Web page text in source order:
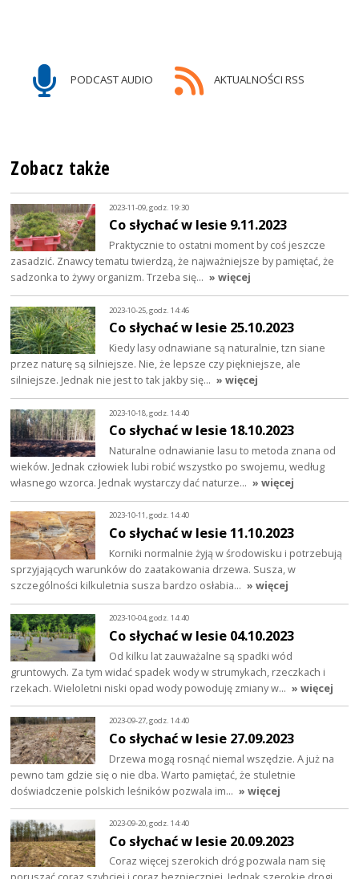
PODCAST AUDIO AKTUALNOŚCI RSS
Zobacz także
2023-11-09, godz. 19:30
Co słychać w lesie 9.11.2023
Praktycznie to ostatni moment by coś jeszcze
zasadzić. Znawcy tematu twierdzą, że najważniejsze by pamiętać, że
sadzonka to żywy organizm. Trzeba się… » więcej
2023-10-25, godz. 14:46
Co słychać w lesie 25.10.2023
Kiedy lasy odnawiane są naturalnie, tzn siane
przez naturę są silniejsze. Nie, że lepsze czy piękniejsze, ale
silniejsze. Jednak nie jest to tak jakby się… » więcej
2023-10-18, godz. 14:40
Co słychać w lesie 18.10.2023
Naturalne odnawianie lasu to metoda znana od
wieków. Jednak człowiek lubi robić wszystko po swojemu, według
własnego wzorca. Jednak wystarczy dać naturze… » więcej
2023-10-11, godz. 14:40
Co słychać w lesie 11.10.2023
Korniki normalnie żyją w środowisku i potrzebują
sprzyjających warunków do zaatakowania drzewa. Susza, w
szczególności kilkuletnia susza bardzo osłabia… » więcej
2023-10-04, godz. 14:40
Co słychać w lesie 04.10.2023
Od kilku lat zauważalne są spadki wód
gruntowych. Za tym widać spadek wody w strumykach, rzeczkach i
rzekach. Wieloletni niski opad wody powoduję zmiany w… » więcej
2023-09-27, godz. 14:40
Co słychać w lesie 27.09.2023
Drzewa mogą rosnąć niemal wszędzie. A już na
pewno tam gdzie się o nie dba. Warto pamiętać, że stuletnie
doświadczenie polskich leśników pozwala im… » więcej
2023-09-20, godz. 14:40
Co słychać w lesie 20.09.2023
Coraz więcej szerokich dróg pozwala nam się